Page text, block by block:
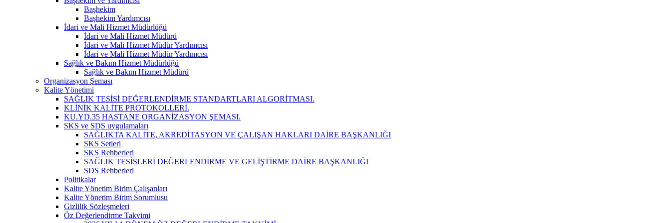
Başhekim
Başhekim Yardımcısı
İdari ve Mali Hizmet Müdürlüğü
İdari ve Mali Hizmet Müdürü
İdari ve Mali Hizmet Müdür Yardımcısı
İdari ve Mali Hizmet Müdür Yardımcısı
Sağlık ve Bakım Hizmet Müdürlüğü
Sağlık ve Bakım Hizmet Müdürü
Organizasyon Şeması
Kalite Yönetimi
SAĞLIK TESİSİ DEĞERLENDİRME STANDARTLARI ALGORİTMASI.
KLİNİK KALİTE PROTOKOLLERİ.
KU.YD.35 HASTANE ORGANİZASYON ŞEMASI.
SKS ve SDS uygulamaları
SAĞLIKTA KALİTE, AKREDİTASYON VE ÇALIŞAN HAKLARI DAİRE BAŞKANLIĞI
SKS Setleri
SKS Rehberleri
SAĞLIK TESİSLERİ DEĞERLENDİRME VE GELİŞTİRME DAİRE BAŞKANLIĞI
SDS Rehberleri
Politikalar
Kalite Yönetim Birim Çalışanları
Kalite Yönetim Birim Sorumlusu
Gizlilik Sözleşmeleri
Öz Değerlendirme Takvimi